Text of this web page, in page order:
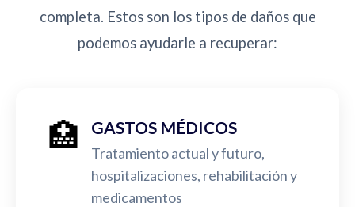
completa. Estos son los tipos de daños que
podemos ayudarle a recuperar:
🏥 GASTOS MÉDICOS
Tratamiento actual y futuro,
hospitalizaciones, rehabilitación y
medicamentos